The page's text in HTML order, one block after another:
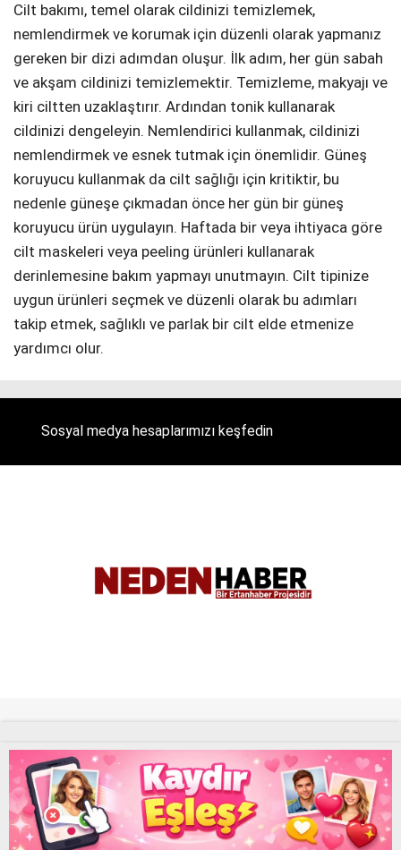
Cilt bakımı, temel olarak cildinizi temizlemek,
nemlendirmek ve korumak için düzenli olarak yapmanız
gereken bir dizi adımdan oluşur. İlk adım, her gün sabah
ve akşam cildinizi temizlemektir. Temizleme, makyajı ve
kiri ciltten uzaklaştırır. Ardından tonik kullanarak
cildinizi dengeleyin. Nemlendirici kullanmak, cildinizi
nemlendirmek ve esnek tutmak için önemlidir. Güneş
koruyucu kullanmak da cilt sağlığı için kritiktir, bu
nedenle güneşe çıkmadan önce her gün bir güneş
koruyucu ürün uygulayın. Haftada bir veya ihtiyaca göre
cilt maskeleri veya peeling ürünleri kullanarak
derinlemesine bakım yapmayı unutmayın. Cilt tipinize
uygun ürünleri seçmek ve düzenli olarak bu adımları
takip etmek, sağlıklı ve parlak bir cilt elde etmenize
yardımcı olur.
Sosyal medya hesaplarımızı keşfedin
haber Uyap Eş Zamanlı Sorgu Hatası Çözümü